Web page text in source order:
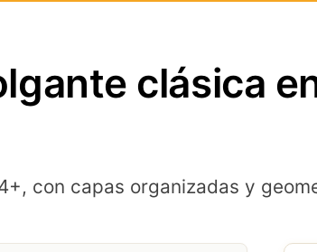
clásica
con capas organizadas y